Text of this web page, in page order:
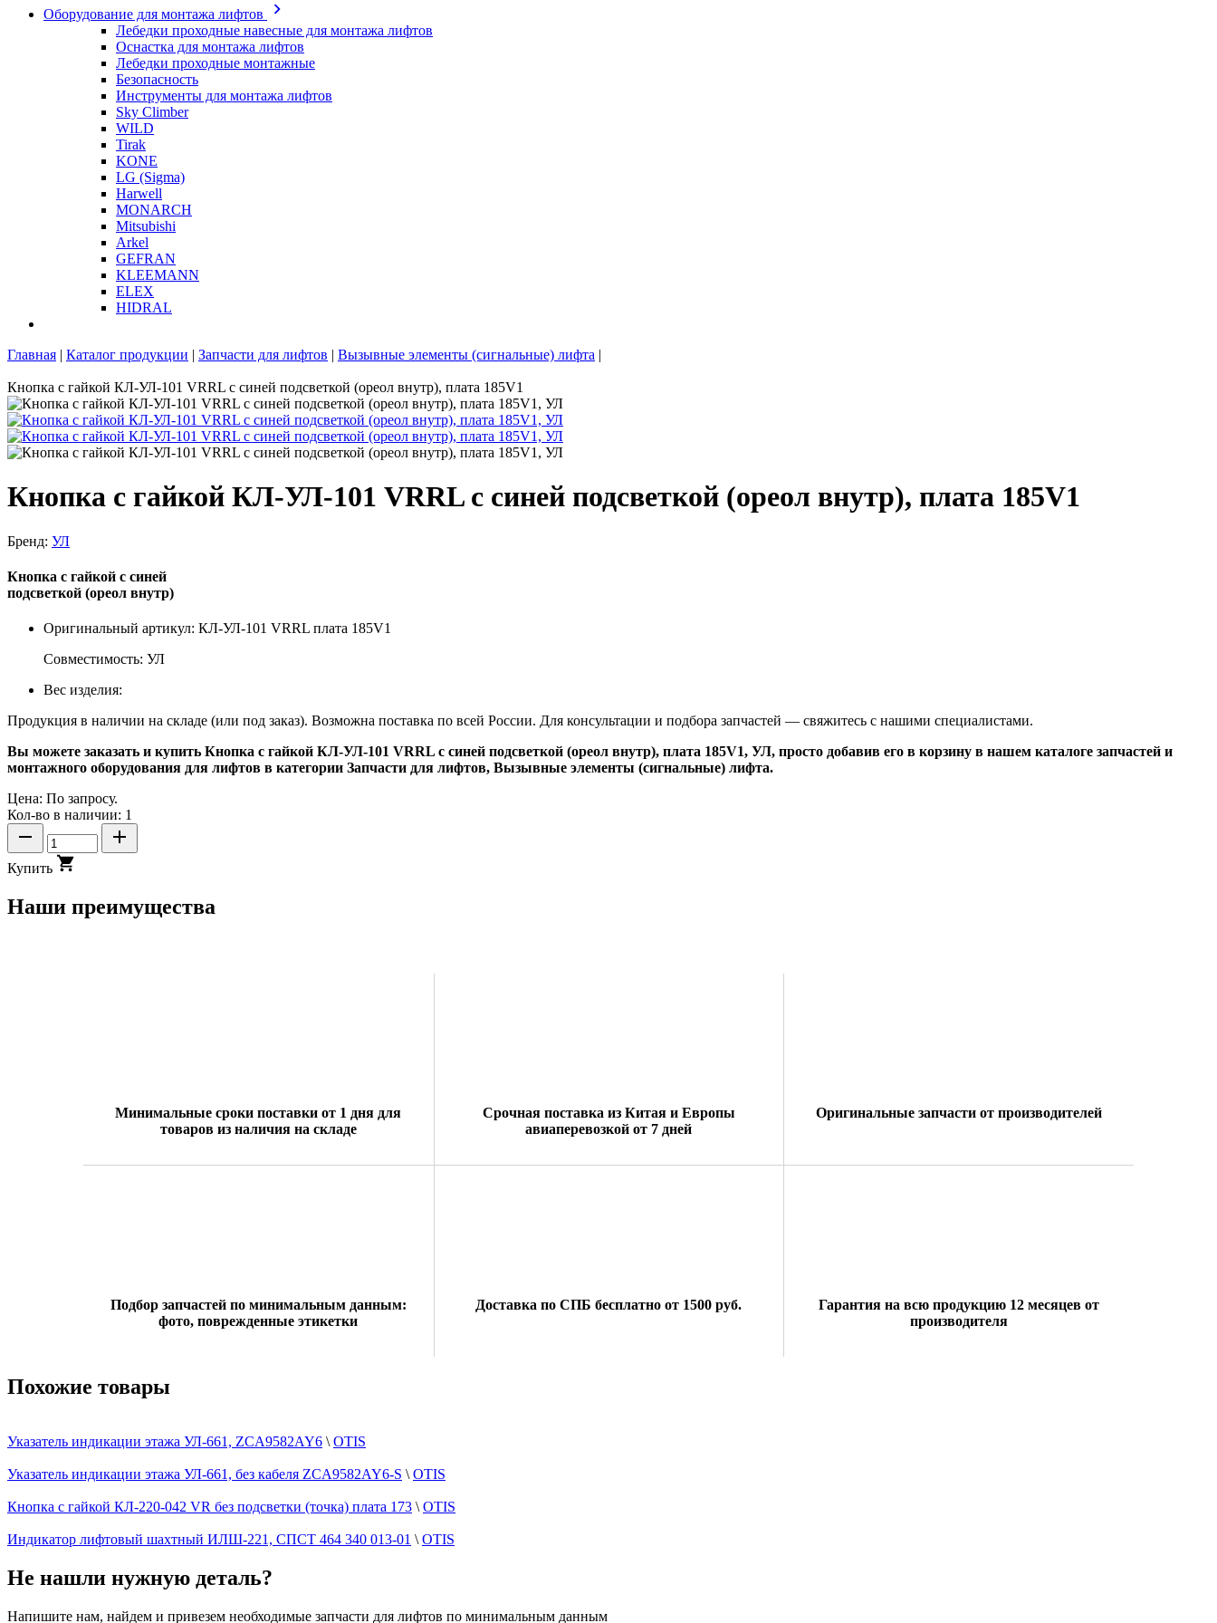
Оборудование для монтажа лифтов
Лебедки проходные навесные для монтажа лифтов
Оснастка для монтажа лифтов
Лебедки проходные монтажные
Безопасность
Инструменты для монтажа лифтов
Sky Climber
WILD
Tirak
KONE
LG (Sigma)
Harwell
MONARCH
Mitsubishi
Arkel
GEFRAN
KLEEMANN
ELEX
HIDRAL
Главная | Каталог продукции | Запчасти для лифтов | Вызывные элементы (сигнальные) лифта |
Кнопка с гайкой КЛ-УЛ-101 VRRL с синей подсветкой (ореол внутр), плата 185V1
Кнопка с гайкой КЛ-УЛ-101 VRRL с синей подсветкой (ореол внутр), плата 185V1
Бренд: УЛ
Кнопка с гайкой с синей
подсветкой (ореол внутр)
Оригинальный артикул: КЛ-УЛ-101 VRRL плата 185V1
Совместимость: УЛ
Вес изделия:
Продукция в наличии на складе (или под заказ). Возможна поставка по всей России. Для консультации и подбора запчастей — свяжитесь с нашими специалистами.
Вы можете заказать и купить Кнопка с гайкой КЛ-УЛ-101 VRRL с синей подсветкой (ореол внутр), плата 185V1, УЛ, просто добавив его в корзину в нашем каталоге запчастей и
монтажного оборудования для лифтов в категории Запчасти для лифтов, Вызывные элементы (сигнальные) лифта.
Цена: По запросу.
Кол-во в наличии: 1
Купить
Наши преимущества
Минимальные сроки поставки от 1 дня для
товаров из наличия на складе
Срочная поставка из Китая и Европы
авиаперевозкой от 7 дней
Оригинальные запчасти от производителей
Подбор запчастей по минимальным данным:
фото, поврежденные этикетки
Доставка по СПБ бесплатно от 1500 руб.
Гарантия на всю продукцию 12 месяцев от
производителя
Похожие товары
Указатель индикации этажа УЛ-661, ZCA9582AY6 \ OTIS
Указатель индикации этажа УЛ-661, без кабеля ZCA9582AY6-S \ OTIS
Кнопка с гайкой КЛ-220-042 VR без подсветки (точка) плата 173 \ OTIS
Индикатор лифтовый шахтный ИЛШ-221, СПСТ 464 340 013-01 \ OTIS
Не нашли нужную деталь?
Напишите нам, найдем и привезем необходимые запчасти для лифтов по минимальным данным